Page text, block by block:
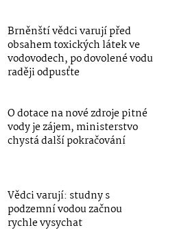
Brněnští vědci varují před
obsahem toxických látek ve
vodovodech, po dovolené vodu
raději odpusťte
O dotace na nové zdroje pitné
vody je zájem, ministerstvo
chystá další pokračování
Vědci varují: studny s
podzemní vodou začnou
rychle vysychat